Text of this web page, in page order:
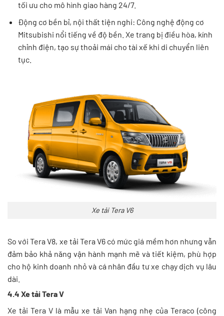
tối ưu cho mô hình giao hàng 24/7.
Động cơ bền bỉ, nội thất tiện nghi: Công nghệ động cơ
Mitsubishi nổi tiếng về độ bền. Xe trang bị điều hòa, kính
chỉnh điện, tạo sự thoải mái cho tài xế khi di chuyển liên
tục.
Xe tải Tera V6
So với Tera V8, xe tải Tera V6 có mức giá mềm hơn nhưng vẫn
đảm bảo khả năng vận hành mạnh mẽ và tiết kiệm, phù hợp
cho hộ kinh doanh nhỏ và cá nhân đầu tư xe chạy dịch vụ lâu
dài.
4.4 Xe tải Tera V
Xe tải Tera V là mẫu xe tải Van hạng nhẹ của Teraco (công